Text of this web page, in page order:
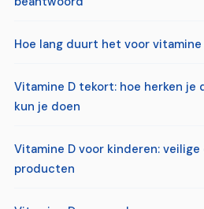
Hoe lang duurt het voor
Vitamine D tekort: hoe herken je
kun je doen
Vitamine D voor kinderen:
producten